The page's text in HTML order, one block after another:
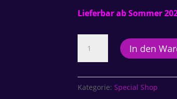
Lieferbar ab Sommer
Message
In den
Kategorie:Special Shop